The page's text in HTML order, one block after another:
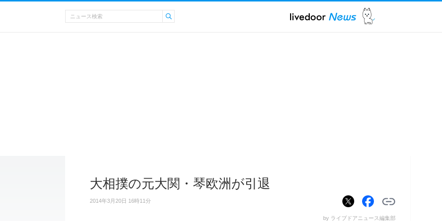
大相撲の元大関・琴欧洲が引退
2014年3月20日 16時11分
by ライブドアニュース編集部